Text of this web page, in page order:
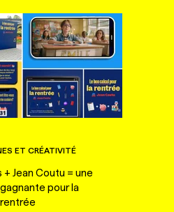
ET CRÉATIVITÉ
+ Jean Coutu = une
pour la
rentrée